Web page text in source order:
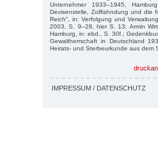
Unternehmer 1933–1945,
Devisenstelle, Zollfahndung und die
Reich", in: Verfolgung und
2003, S. 9–28, hier S. 13; Armin
Hamburg, in: ebd., S. 30f.;
Gewaltherrschaft in Deutschland
Heirats- und Sterbeurkunde aus dem
IMPRESSUM / DATENSCHUTZ